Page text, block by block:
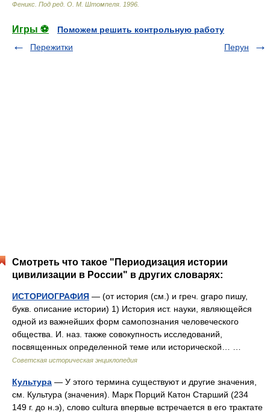
Феникс Под ред. О. М. Штомпеля 1996
Игры ⚽
Поможем решить контрольную работу
Пережитки
Перун
Смотреть что такое "Периодизация истории
цивилизации в России" в других словарях:
ИСТОРИОГРАФИЯ — (от история (см.) и греч. grapo пишу,
букв. описание истории) 1) История ист. науки, являющейся
одной из важнейших форм самопознания человеческого
общества. И. наз. также совокупность исследований,
посвященных определенной теме или исторической… …
Советская историческая энциклопедия
Культура — У этого термина существуют и другие значения,
см. Культура (значения). Марк Порций Катон Старший (234
149 г. до н.э), слово cultura впервые встречается в его трактате